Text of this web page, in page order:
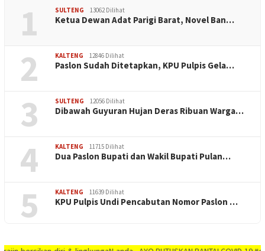
1 SULTENG 13062 Dilihat
Ketua Dewan Adat Parigi Barat, Novel Ban…
2 KALTENG 12846 Dilihat
Paslon Sudah Ditetapkan, KPU Pulpis Gela…
3 SULTENG 12056 Dilihat
Dibawah Guyuran Hujan Deras Ribuan Warga…
4 KALTENG 11715 Dilihat
Dua Paslon Bupati dan Wakil Bupati Pulan…
5 KALTENG 11639 Dilihat
KPU Pulpis Undi Pencabutan Nomor Paslon …